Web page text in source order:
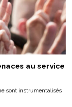
au service
sont instrumentalisés